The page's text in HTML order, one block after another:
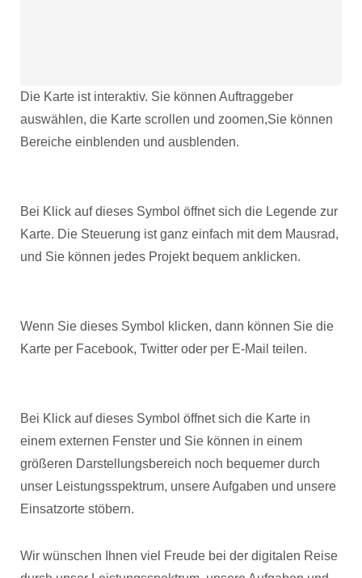
Die Karte ist interaktiv. Sie können Auftraggeber
auswählen, die Karte scrollen und zoomen,Sie können
Bereiche einblenden und ausblenden.
Bei Klick auf dieses Symbol öffnet sich die Legende zur
Karte. Die Steuerung ist ganz einfach mit dem Mausrad,
und Sie können jedes Projekt bequem anklicken.
Wenn Sie dieses Symbol klicken, dann können Sie die
Karte per Facebook, Twitter oder per E-Mail teilen.
Bei Klick auf dieses Symbol öffnet sich die Karte in
einem externen Fenster und Sie können in einem
größeren Darstellungsbereich noch bequemer durch
unser Leistungsspektrum, unsere Aufgaben und unsere
Einsatzorte stöbern.
Wir wünschen Ihnen viel Freude bei der digitalen Reise